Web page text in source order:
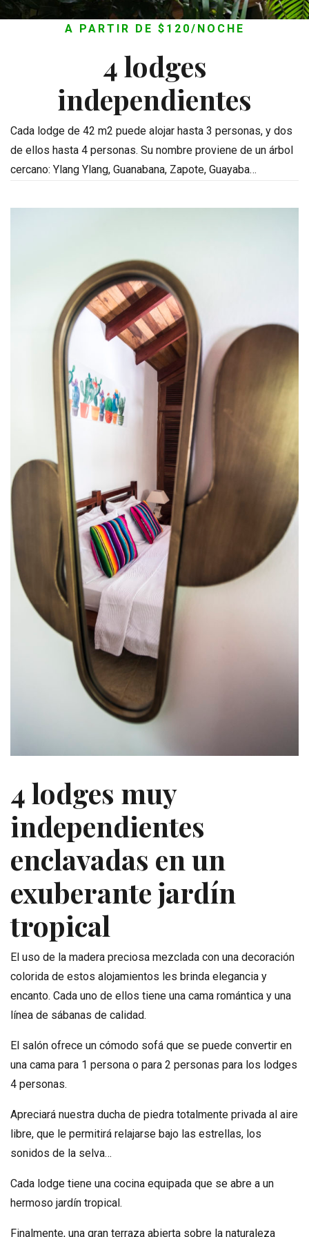
A PARTIR DE $120/NOCHE
4 lodges
independientes
Cada lodge de 42 m2 puede alojar hasta 3 personas, y dos
de ellos hasta 4 personas. Su nombre proviene de un árbol
cercano: Ylang Ylang, Guanabana, Zapote, Guayaba…
4 lodges muy
independientes
enclavadas en un
exuberante jardín
tropical
El uso de la madera preciosa mezclada con una decoración
colorida de estos alojamientos les brinda elegancia y
encanto. Cada uno de ellos tiene una cama romántica y una
línea de sábanas de calidad.
El salón ofrece un cómodo sofá que se puede convertir en
una cama para 1 persona o para 2 personas para los lodges
4 personas.
Apreciará nuestra ducha de piedra totalmente privada al aire
libre, que le permitirá relajarse bajo las estrellas, los
sonidos de la selva…
Cada lodge tiene una cocina equipada que se abre a un
hermoso jardín tropical.
Finalmente, una gran terraza abierta sobre la naturaleza